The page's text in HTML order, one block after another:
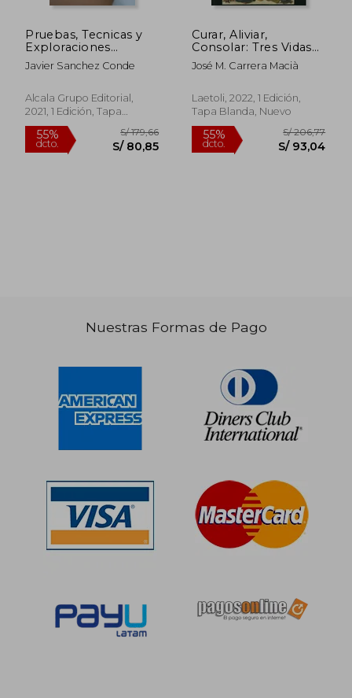
Pruebas, Tecnicas y
Exploraciones
Durante el Control
del Embarazo.
Preparación y Riesgo:
El Codel Embarazo.
Preparación y
Riesgos (Enfermeria)
Javier Sanchez Conde
Alcala Grupo Editorial,
2021, 1 Edición, Tapa
Blanda, Nuevo
Curar, Aliviar,
Consolar: Tres Vidas
Ejemplares.
Bonanada de
Semmelweis e Irene
Sendler
José M. Carrera Macià
Laetoli, 2022, 1 Edición,
Tapa Blanda, Nuevo
Nuestras Formas de Pago